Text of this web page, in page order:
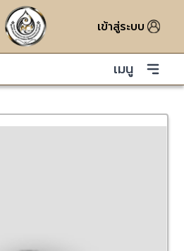
เข้าสู่ระบบ
เมนู